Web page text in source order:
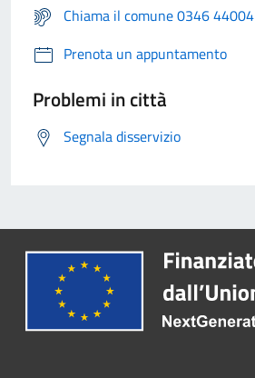
Chiama il comune 0346 44004
Prenota un appuntamento
Problemi in città
Segnala disservizio